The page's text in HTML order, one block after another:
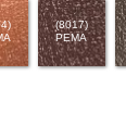
(8017)
PEMA